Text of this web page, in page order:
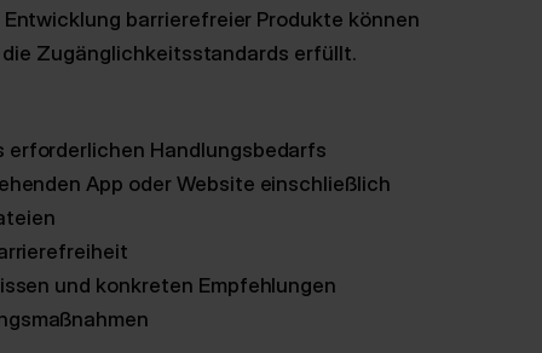
barrierefreier Produkte können
Zugänglichkeitsstandards erfüllt.
erforderlichen Handlungsbedarfs
App oder Website einschließlich
und konkreten Empfehlungen